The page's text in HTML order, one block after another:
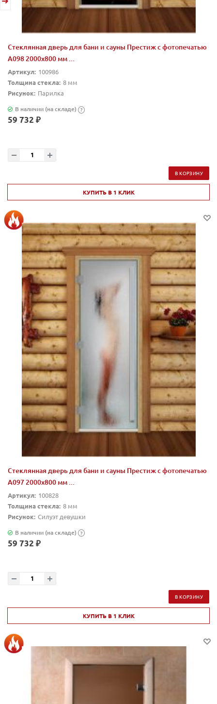
Стеклянная дверь для бани и сауны Престиж с фотопечатью
А098 2000x800 мм ...
Артикул: 100986
Толщина стекла: 8 мм
Рисунок: Парилка
В наличии (на складе) ?
59 732 ₽
В КОРЗИНУ
КУПИТЬ В 1 КЛИК
Стеклянная дверь для бани и сауны Престиж с фотопечатью
А097 2000x800 мм ...
Артикул: 100828
Толщина стекла: 8 мм
Рисунок: Силуэт девушки
В наличии (на складе) ?
59 732 ₽
В КОРЗИНУ
КУПИТЬ В 1 КЛИК